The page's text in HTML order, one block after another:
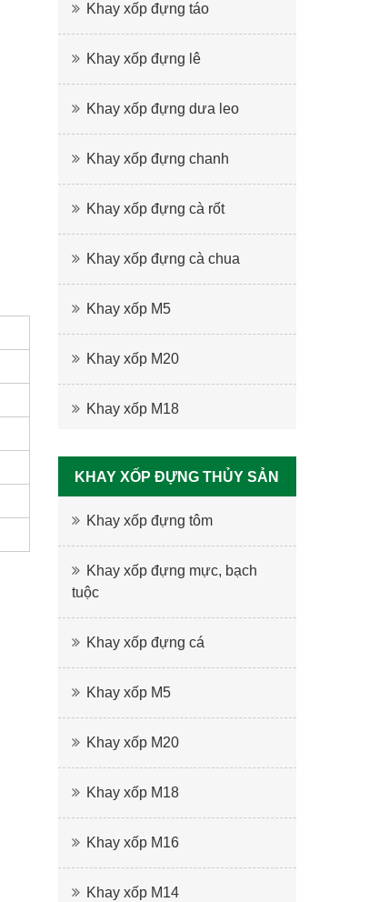
Khay xốp đựng táo
Khay xốp đựng lê
Khay xốp đựng dưa leo
Khay xốp đựng chanh
Khay xốp đựng cà rốt
Khay xốp đựng cà chua
Khay xốp M5
Khay xốp M20
Khay xốp M18
KHAY XỐP ĐỰNG THỦY SẢN
Khay xốp đựng tôm
Khay xốp đựng mực, bạch
tuộc
Khay xốp đựng cá
Khay xốp M5
Khay xốp M20
Khay xốp M18
Khay xốp M16
Khay xốp M14